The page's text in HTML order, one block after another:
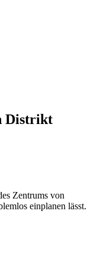
Distrikt
Zentrums von
einplanen lässt.